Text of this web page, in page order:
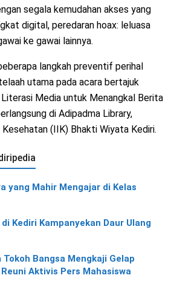
segala kemudahan akses yang
digital, peredaran hoax: leluasa
ke gawai lainnya.
langkah preventif perihal
utama pada acara bertajuk
Literasi Media untuk Menangkal Berita
di Adipadma Library,
(IIK) Bhakti Wiyata Kediri.
yang Mahir Mengajar di Kelas
Kediri Kampanyekan Daur Ulang
Bangsa Mengkaji Gelap
Aktivis Pers Mahasiswa